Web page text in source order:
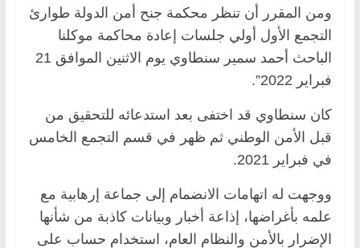
ومن المقرر أن تنظر محكمة جنح أمن الدولة طوارئ
التجمع الأول أولي جلسات إعادة محاكمة موكلنا
الباحث أحمد سمير سنطاوي يوم الاثنين الموافق 21
فبراير 2022”.
كان سنطاوي قد اختفى بعد استدعائه للتحقيق من
قبل الأمن الوطني ثم ظهر في قسم التجمع الخامس
في فبراير 2021.
ووجهت له اتهامات الانضمام إلى جماعة إرهابية مع
علمه بأغراضها، إذاعة أخبار وبيانات كاذبة من شأنها
الإضرار بالأمن والنظام العام، استخدام حساب على